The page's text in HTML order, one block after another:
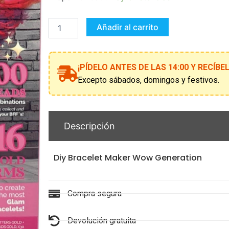
Bracelet
Wow
Añadir al carrito
¡PÍDELO ANTES DE LAS 14:00 Y
Excepto sábados, domingos y festivos.
Descripción
Diy Bracelet Maker Wow Generation
Compra segura
Devolución gratuita